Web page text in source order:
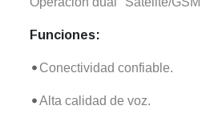
Funciones:
Conectividad confiable.
Alta calidad de voz.